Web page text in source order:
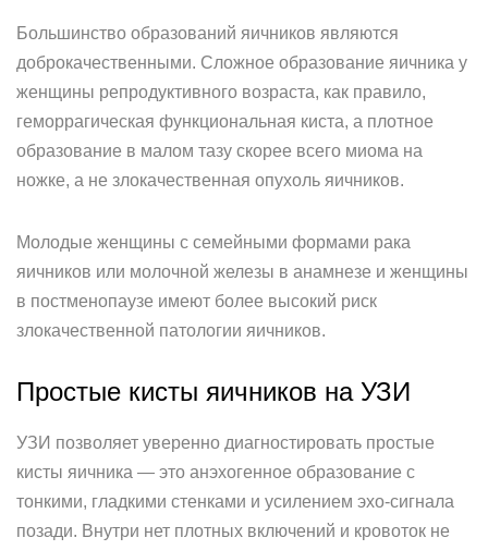
Большинство образований яичников являются
доброкачественными. Сложное образование яичника у
женщины репродуктивного возраста, как правило,
геморрагическая функциональная киста, а плотное
образование в малом тазу скорее всего миома на
ножке, а не злокачественная опухоль яичников.
Молодые женщины с семейными формами рака
яичников или молочной железы в анамнезе и женщины
в постменопаузе имеют более высокий риск
злокачественной патологии яичников.
Простые кисты яичников на УЗИ
УЗИ позволяет уверенно диагностировать простые
кисты яичника — это анэхогенное образование с
тонкими, гладкими стенками и усилением эхо-сигнала
позади. Внутри нет плотных включений и кровоток не